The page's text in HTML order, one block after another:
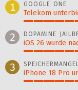
1
GOOGLE ONE
Telekom
2 DOPAMINE
iOS 26 wurde
3 iPhone 18 Pro